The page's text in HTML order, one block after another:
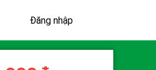
Đăng nhập